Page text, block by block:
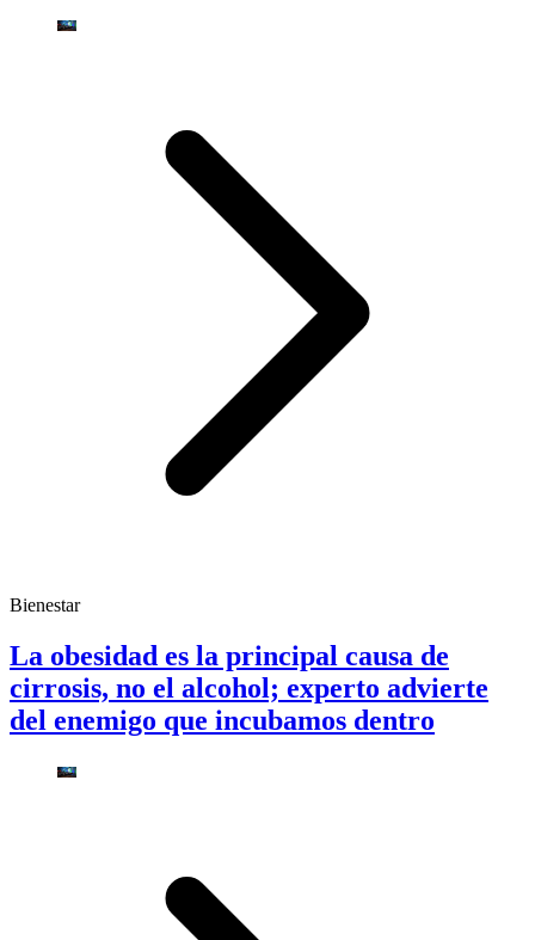
Bienestar
La obesidad es la principal causa de
cirrosis, no el alcohol; experto advierte
del enemigo que incubamos dentro